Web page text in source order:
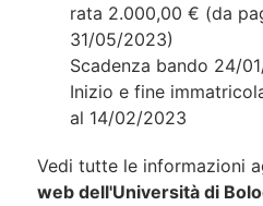
rata 2.000,00 € (da
31/05/2023)
Scadenza bando 24/
Inizio e fine
al 14/02/2023
Vedi tutte le informazioni
web dell'Università di